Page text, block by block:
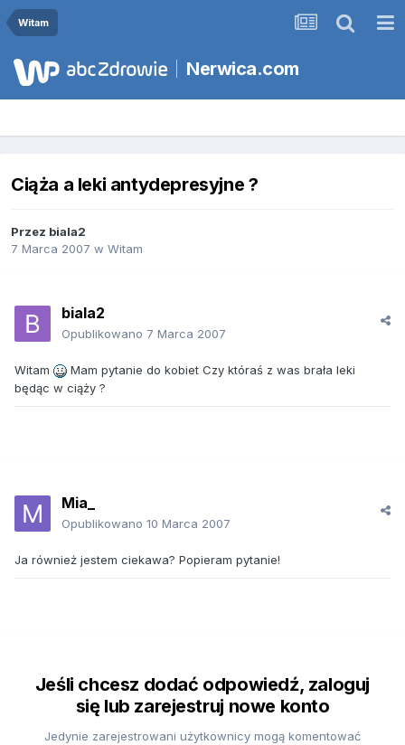
Witam
Nerwica.com
Ciąża a leki antydepresyjne ?
Przez biala2
7 Marca 2007 w Witam
biala2
Opublikowano 7 Marca 2007
Witam
Mam pytanie do kobiet Czy któraś z was brała leki
będąc w ciąży ?
Mia_
Opublikowano 10 Marca 2007
Ja również jestem ciekawa? Popieram pytanie!
Jeśli chcesz dodać odpowiedź, zaloguj
się lub zarejestruj nowe konto
Jedynie zarejestrowani użytkownicy mogą komentować